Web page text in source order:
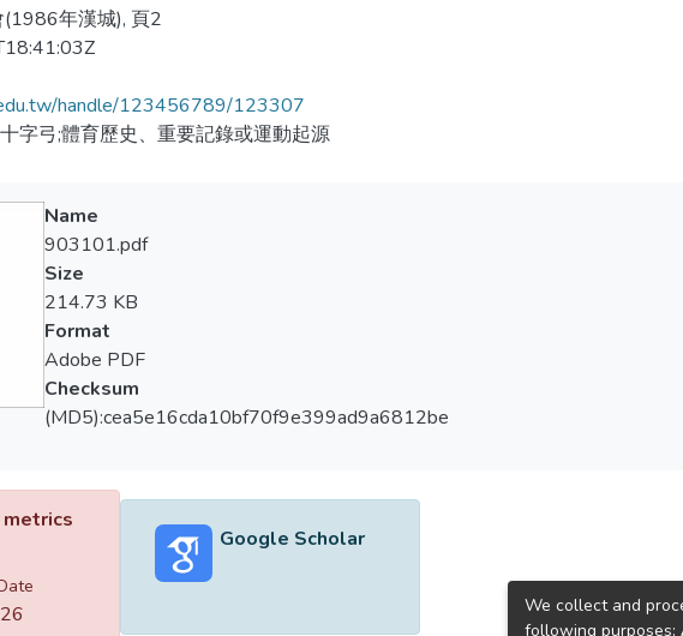
(1986年漢城), 頁2
handle/123456789/123307
字弓;體育歷史、重要記錄或運動起源
Name
903101.pdf
Size
214.73 KB
Format
Adobe PDF
Checksum
(MD5):cea5e16cda10bf70f9e399ad9a6812be
Google Scholar
We collect and
following purposes: